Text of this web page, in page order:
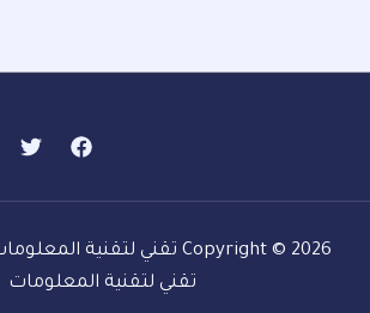
تقني لتقنية المعلومات